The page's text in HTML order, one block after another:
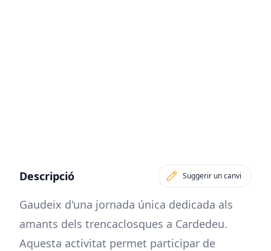
Descripció Suggerir un canvi
Gaudeix d'una jornada única dedicada als
amants dels trencaclosques a Cardedeu.
Aquesta activitat permet participar de